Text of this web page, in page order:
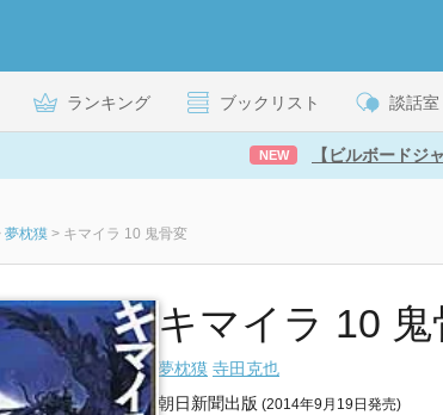
ランキング ブックリスト 談話室
NEW 【ビルボードジ
夢枕獏 > キマイラ 10 鬼骨変
キマイラ 10
夢枕獏 寺田克也
朝日新聞出版 (2014年9月19日発売)